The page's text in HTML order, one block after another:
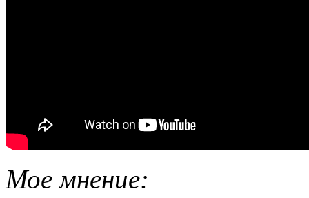
Мое мнение: